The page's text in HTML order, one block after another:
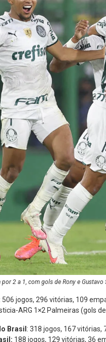
2 a 1, com gols de Rony e
506 jogos, 296 vitórias, 109
ARG 1×2 Palmeiras (gols
Brasil: 318 jogos, 167
188 jogos, 129 vitórias, 36